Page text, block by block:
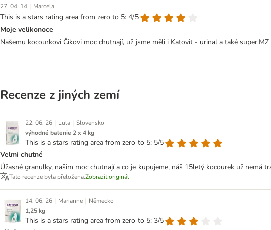
27. 04. 14 | Marcela
This is a stars rating area from zero to 5: 4/5
Moje velikonoce
Našemu kocourkovi Čikovi moc chutnají, už jsme měli i Katovit - urinal a také super.MZ
Recenze z jiných zemí
22. 06. 26 | Lula | Slovensko
výhodné balenie 2 x 4 kg
This is a stars rating area from zero to 5: 5/5
Velmi chutné
Úžasné granulky, našim moc chutnají a co je kupujeme, náš 15letý kocourek už nemá
Tato recenze byla přeložena.Zobrazit originál
14. 06. 26 | Marianne | Německo
1,25 kg
This is a stars rating area from zero to 5: 3/5